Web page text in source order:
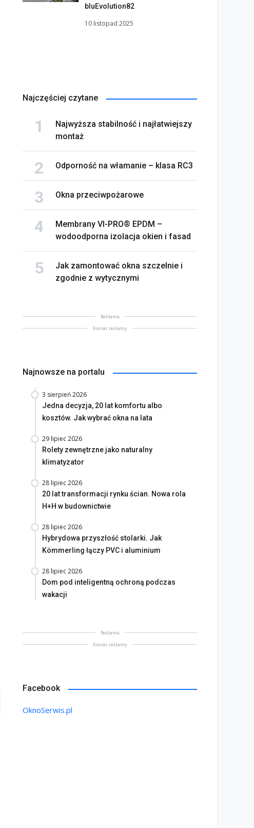
bluEvolution82
10 listopad 2025
Najczęściej czytane
Najwyższa stabilność i najłatwiejszy
montaż
Odporność na włamanie – klasa RC3
Okna przeciwpożarowe
Membrany VI-PRO® EPDM –
wodoodporna izolacja okien i fasad
Jak zamontować okna szczelnie i
zgodnie z wytycznymi
Reklama
Koniec reklamy
Najnowsze na portalu
3 sierpień 2026
Jedna decyzja, 20 lat komfortu albo
kosztów. Jak wybrać okna na lata
29 lipiec 2026
Rolety zewnętrzne jako naturalny
klimatyzator
28 lipiec 2026
20 lat transformacji rynku ścian. Nowa rola
H+H w budownictwie
28 lipiec 2026
Hybrydowa przyszłość stolarki. Jak
Kömmerling łączy PVC i aluminium
28 lipiec 2026
Dom pod inteligentną ochroną podczas
wakacji
Reklama
Koniec reklamy
Facebook
OknoSerwis.pl